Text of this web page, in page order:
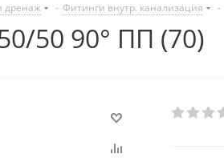
дренаж - Фитинги внутр. канализация -
50 90° ПП (70)